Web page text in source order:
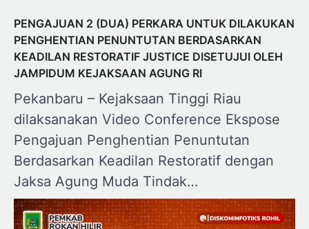
PENGAJUAN 2 (DUA) PERKARA UNTUK DILAKUKAN
PENGHENTIAN PENUNTUTAN BERDASARKAN
KEADILAN RESTORATIF JUSTICE DISETUJUI OLEH
JAMPIDUM KEJAKSAAN AGUNG RI
Pekanbaru – Kejaksaan Tinggi Riau
dilaksanakan Video Conference Ekspose
Pengajuan Penghentian Penuntutan
Berdasarkan Keadilan Restoratif dengan
Jaksa Agung Muda Tindak…